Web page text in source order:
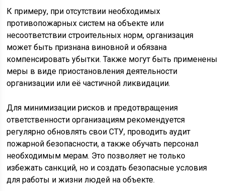
К примеру, при отсутствии необходимых
противопожарных систем на объекте или
несоответствии строительных норм, организация
может быть признана виновной и обязана
компенсировать убытки. Также могут быть применены
меры в виде приостановления деятельности
организации или её частичной ликвидации.
Для минимизации рисков и предотвращения
ответственности организациям рекомендуется
регулярно обновлять свои СТУ, проводить аудит
пожарной безопасности, а также обучать персонал
необходимым мерам. Это позволяет не только
избежать санкций, но и создать безопасные условия
для работы и жизни людей на объекте.